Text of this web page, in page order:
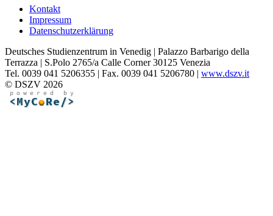
Kontakt
Impressum
Datenschutzerklärung
Deutsches Studienzentrum in Venedig | Palazzo Barbarigo della
Terrazza | S.Polo 2765/a Calle Corner 30125 Venezia
Tel. 0039 041 5206355 | Fax. 0039 041 5206780 | www.dszv.it
© DSZV 2026